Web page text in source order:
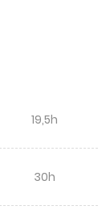
19,5h
30h